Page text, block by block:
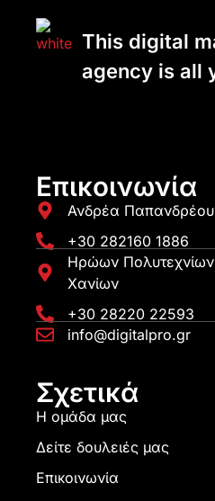
This digital
agency is all
Επικοινωνία
Ανδρέα
+30 282160 1886
Ηρώων
Χανίων
+30 28220 22593
info@digitalpro.gr
Σχετικά
Η ομάδα μας
Δείτε δουλειές μας
Επικοινωνία